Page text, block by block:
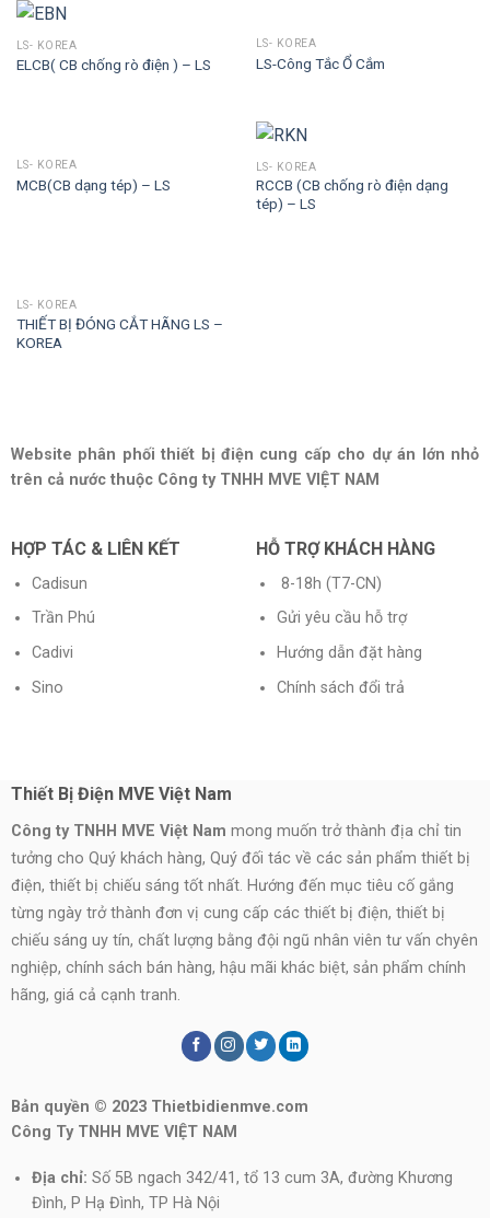
LS- KOREA
ELCB( CB chống rò điện ) – LS
LS- KOREA
LS-Công Tắc Ổ Cắm
LS- KOREA
MCB(CB dạng tép) – LS
LS- KOREA
RCCB (CB chống rò điện dạng
tép) – LS
LS- KOREA
THIẾT BỊ ĐÓNG CẮT HÃNG LS –
KOREA
Website phân phối thiết bị điện cung cấp cho dự án lớn nhỏ
trên cả nước thuộc Công ty TNHH MVE VIỆT NAM
HỖ TRỢ KHÁCH HÀNG
8-18h (T7-CN)
Gửi yêu cầu hỗ trợ
Hướng dẫn đặt hàng
Chính sách đổi trả
HỢP TÁC & LIÊN KẾT
Cadisun
Trần Phú
Cadivi
Sino
Thiết Bị Điện MVE Việt Nam
Công ty TNHH MVE Việt Nam mong muốn trở thành địa chỉ tin
tưởng cho Quý khách hàng, Quý đối tác về các sản phẩm thiết bị
điện, thiết bị chiếu sáng tốt nhất. Hướng đến mục tiêu cố gắng
từng ngày trở thành đơn vị cung cấp các thiết bị điện, thiết bị
chiếu sáng uy tín, chất lượng bằng đội ngũ nhân viên tư vấn chyên
nghiệp, chính sách bán hàng, hậu mãi khác biệt, sản phẩm chính
hãng, giá cả cạnh tranh.
Bản quyền © 2023 Thietbidienmve.com
Công Ty TNHH MVE VIỆT NAM
Địa chỉ: Số 5B ngach 342/41, tổ 13 cum 3A, đường Khương
Đình, P Hạ Đình, TP Hà Nội